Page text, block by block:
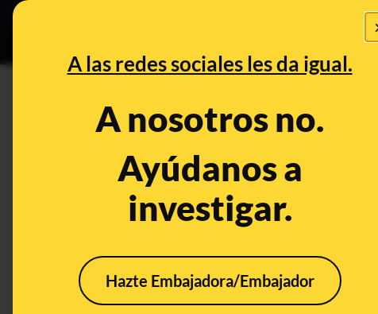
A las redes sociales les da igual.
A nosotros no.
Ayúdanos a
investigar.
Hazte Embajadora/Embajador
Bulos